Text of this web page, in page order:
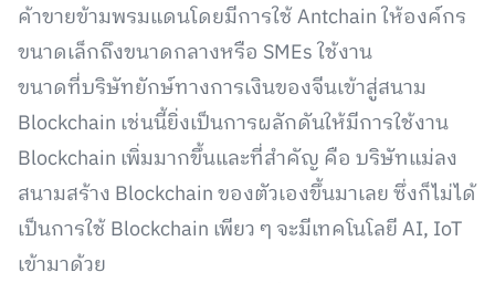
ค้าขายข้ามพรมแดนโดยมีการใช้ Antchain ให้องค์กร
ขนาดเล็กถึงขนาดกลางหรือ SMEs ใช้งาน
ขนาดที่บริษัทยักษ์ทางการเงินของจีนเข้าสู่สนาม
Blockchain เช่นนี้ยิ่งเป็นการผลักดันให้มีการใช้งาน
Blockchain เพิ่มมากขึ้นและที่สำคัญ คือ บริษัทแม่ลง
สนามสร้าง Blockchain ของตัวเองขึ้นมาเลย ซึ่งก็ไม่ได้
เป็นการใช้ Blockchain เพียว ๆ จะมีเทคโนโลยี AI, IoT
เข้ามาด้วย